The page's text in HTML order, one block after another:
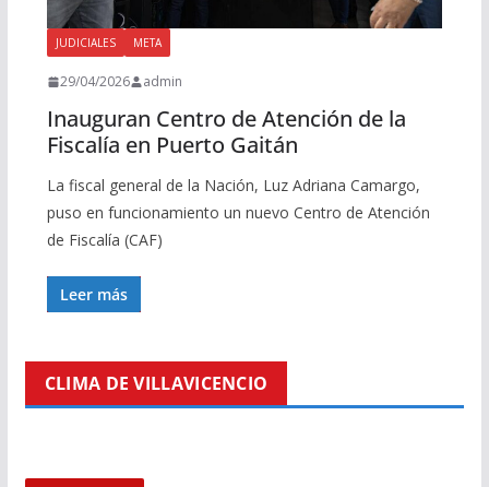
JUDICIALES META
29/04/2026 admin
Inauguran Centro de Atención de la
Fiscalía en Puerto Gaitán
La fiscal general de la Nación, Luz Adriana Camargo,
puso en funcionamiento un nuevo Centro de Atención
de Fiscalía (CAF)
Leer más
CLIMA DE VILLAVICENCIO